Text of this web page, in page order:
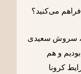
می‌کنید؟
سروش سعیدی
و هم
کرونا